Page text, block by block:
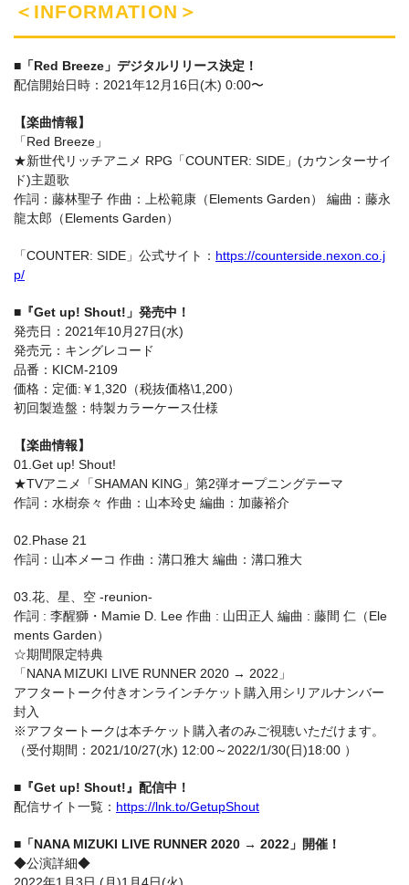
＜INFORMATION＞
■「Red Breeze」デジタルリリース決定！
配信開始日時：2021年12月16日(木) 0:00〜
【楽曲情報】
「Red Breeze」
★新世代リッチアニメ RPG「COUNTER: SIDE」(カウンターサイ
ド)主題歌
作詞：藤林聖子 作曲：上松範康（Elements Garden） 編曲：藤永
龍太郎（Elements Garden）
「COUNTER: SIDE」公式サイト： https://counterside.nexon.co.j
p/
■『Get up! Shout!」発売中！
発売日：2021年10月27日(水)
発売元：キングレコード
品番：KICM-2109
価格：定価:￥1,320（税抜価格\1,200）
初回製造盤：特製カラーケース仕様
【楽曲情報】
01.Get up! Shout!
★TVアニメ「SHAMAN KING」第2弾オープニングテーマ
作詞：水樹奈々 作曲：山本玲史 編曲：加藤裕介
02.Phase 21
作詞：山本メーコ 作曲：溝口雅大 編曲：溝口雅大
03.花、星、空 -reunion-
作詞 : 李醒獅・Mamie D. Lee 作曲 : 山田正人 編曲 : 藤間 仁（Ele
ments Garden）
☆期間限定特典
「NANA MIZUKI LIVE RUNNER 2020 → 2022」
アフタートーク付きオンラインチケット購入用シリアルナンバー
封入
※アフタートークは本チケット購入者のみご視聴いただけます。
（受付期間：2021/10/27(水) 12:00～2022/1/30(日)18:00 ）
■『Get up! Shout!』配信中！
配信サイト一覧： https://lnk.to/GetupShout
■「NANA MIZUKI LIVE RUNNER 2020 → 2022」開催！
◆公演詳細◆
2022年1月3日 (月)1月4日(火)